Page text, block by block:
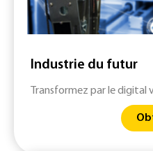
Industrie du futur
Transformez par le